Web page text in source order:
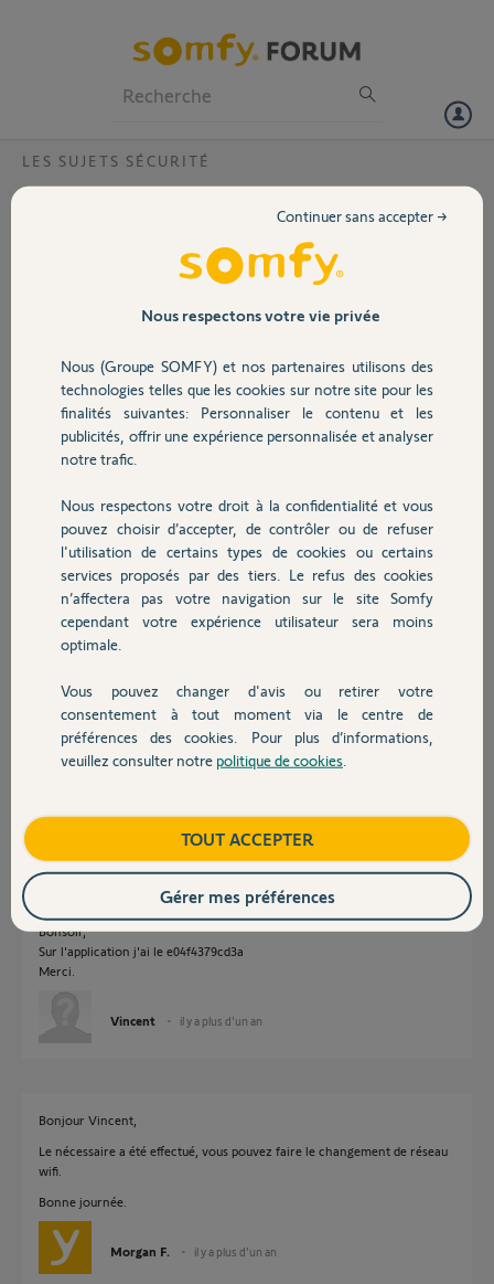
Volet
Sécurité
Domotique
Chauffage
Autres produits
Devis avec un pro
Contact
LES SUJETS SÉCURITÉ
J'ai changé de box internet. La nouvelle box a été mise en service
puisse réaffecter le link au nouveau wifi ?
J'imagine que le numéro du link est à communiquer, si oui par quel
canal ?
Merci par avance pour votre aide.
Cordialement.
Vincent.
Vincent
il y a plus d'un an
Participer au fil de discussion
Réponses
Bonsoir
il y a plus d'un an
Bonsoir,
Sur l'application j'ai le e04f4379cd3a
Merci.
Vincent il y a plus d'un an
Bonjour Vincent,
Le nécessaire a été effectué, vous pouvez faire le changement de réseau
wifi.
Bonne journée.
Morgan F. il y a plus d'un an
Nous respectons votre vie privée
Nous (Groupe SOMFY) et nos partenaires utilisons des
technologies telles que les cookies sur notre site pour les
finalités suivantes: Personnaliser le contenu et les
publicités, offrir une expérience personnalisée et analyser
notre trafic.
Nous respectons votre droit à la confidentialité et vous
pouvez choisir d’accepter, de contrôler ou de refuser
l'utilisation de certains types de cookies ou certains
services proposés par des tiers. Le refus des cookies
n’affectera pas votre navigation sur le site Somfy
cependant votre expérience utilisateur sera moins
optimale.
Vous pouvez changer d'avis ou retirer votre
consentement à tout moment via le centre de
préférences des cookies. Pour plus d’informations,
veuillez consulter notre politique de cookies
Continuer sans accepter →
TOUT ACCEPTER
Gérer mes préférences